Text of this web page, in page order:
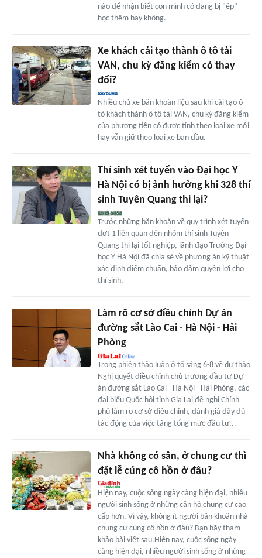
nào để nhận biết con mình có đang bị "ép"
học thêm hay không.
Xe khách cải tạo thành ô tô tải
VAN, chu kỳ đăng kiểm có thay
đổi?
Nhiều chủ xe băn khoăn liệu sau khi cải tạo ô
tô khách thành ô tô tải VAN, chu kỳ đăng kiểm
của phương tiện có được tính theo loại xe mới
hay vẫn giữ theo loại xe ban đầu.
Thí sinh xét tuyển vào Đại học Y
Hà Nội có bị ảnh hưởng khi 328 thí
sinh Tuyên Quang thi lại?
Trước những băn khoăn về quy trình xét tuyển
đợt 1 liên quan đến nhóm thí sinh Tuyên
Quang thi lại tốt nghiệp, lãnh đạo Trường Đại
học Y Hà Nội đã chia sẻ về phương án kỹ thuật
xác định điểm chuẩn, bảo đảm quyền lợi cho
thí sinh.
Làm rõ cơ sở điều chỉnh Dự án
đường sắt Lào Cai - Hà Nội - Hải
Phòng
Trong phiên thảo luận ở tổ sáng 6-8 về dự thảo
Nghị quyết điều chỉnh chủ trương đầu tư Dự
án đường sắt Lào Cai - Hà Nội - Hải Phòng, các
đại biểu Quốc hội tỉnh Gia Lai đề nghị Chính
phủ làm rõ cơ sở điều chỉnh, đánh giá đầy đủ
tác động của việc tăng tổng mức đầu tư...
Nhà không có sân, ở chung cư thì
đặt lễ cúng cô hồn ở đâu?
Hiện nay, cuộc sống ngày càng hiện đại, nhiều
người sinh sống ở những căn hộ chung cư cao
cấp hơn. Vì vậy, không ít người băn khoăn nhà
chung cư cúng cô hồn ở đâu? Bạn hãy tham
khảo bài viết sau.Hiện nay, cuộc sống ngày
càng hiện đại, nhiều người sinh sống ở những